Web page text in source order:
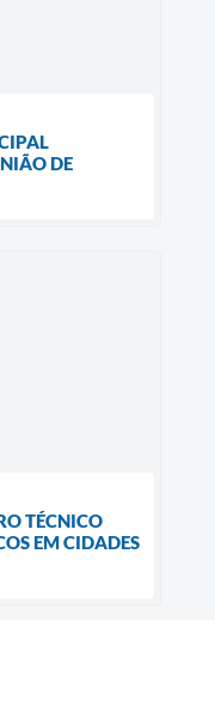
DE
TÉCNICO
EM CIDADES